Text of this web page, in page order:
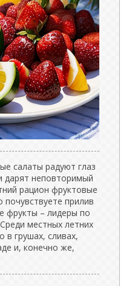
салаты радуют глаз
дарят неповторимый
рацион фруктовые
прилив
фрукты – лидеры по
местных летних
в грушах, сливах,
и, конечно же,